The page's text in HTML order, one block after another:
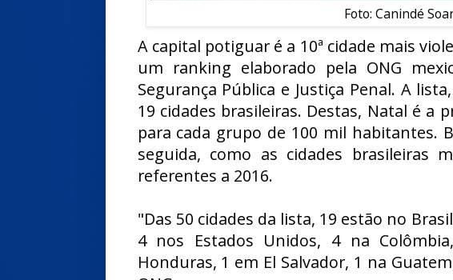
Foto: Canindé
A capital potiguar é a 10ª cidade mais
um ranking elaborado pela ONG
Segurança Pública e Justiça Penal. A
19 cidades brasileiras. Destas, Natal é a
para cada grupo de 100 mil habitantes.
seguida, como as cidades brasileiras
referentes a 2016.
"Das 50 cidades da lista, 19 estão no
4 nos Estados Unidos, 4 na
Honduras, 1 em El Salvador, 1 na